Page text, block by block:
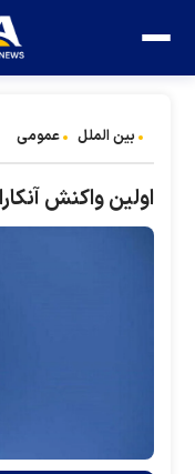
بین الملل عمومی
اولین واکنش